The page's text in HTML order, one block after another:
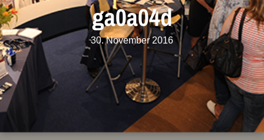
ga0a04d
30. November 2016